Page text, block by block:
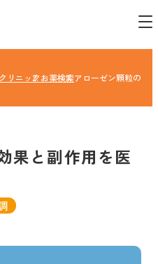
リニックお薬検索アローゼン顆粒の効
果と副作用を医